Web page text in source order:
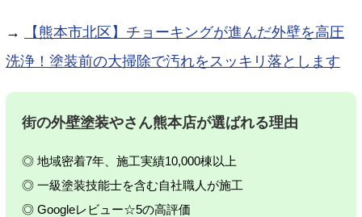
→
【熊本市北区】チョーキングが進んだ外壁を高圧
洗浄！塗装前の大掃除で汚れをスッキリ落とします
街の外壁塗装やさん熊本店が選ばれる理由
◎ 地域密着7年、施工実績10,000棟以上
◎ 一級塗装技能士を含む自社職人が施工
◎ Googleレビュー☆5の高評価